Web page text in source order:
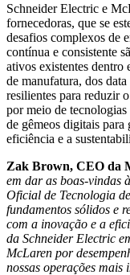
SchneiderElectric e
fornecedoras, que se
desafios complexos de
contínua e consistente
ativos existentes dentro
de manufatura, dos
resilientes para reduzir
por meio de
de gêmeos digitais para
eficiência e a
Zak Brown, CEO da
em dar as boas-vindas
Oficial de Tecnologia
fundamentos sólidos e
com a inovação e a
da Schneider Electric
McLaren por
nossas operações mais